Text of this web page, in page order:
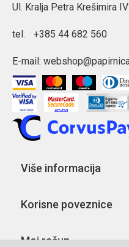
Ul. Kralja Petra Krešimira
tel. +385 44 682 560
E-mail:
Više informacija
Korisne poveznice
Moj račun